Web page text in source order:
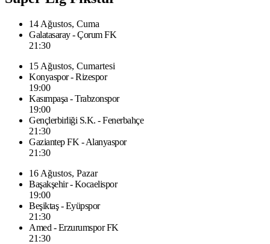
14 Ağustos, Cuma
Galatasaray - Çorum FK
21:30
15 Ağustos, Cumartesi
Konyaspor - Rizespor
19:00
Kasımpaşa - Trabzonspor
19:00
Gençlerbirliği S.K. - Fenerbahçe
21:30
Gaziantep FK - Alanyaspor
21:30
16 Ağustos, Pazar
Başakşehir - Kocaelispor
19:00
Beşiktaş - Eyüpspor
21:30
Amed - Erzurumspor FK
21:30